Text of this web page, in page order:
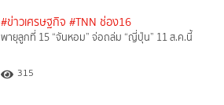
#ข่าวเศรษฐกิจ #TNN ช่อง16
พายุลูกที่ 15 “จันหอม” จ่อถล่ม “ญี่ปุ่น” 11 ส.ค.นี้
315